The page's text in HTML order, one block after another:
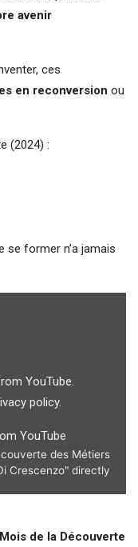
avenir
ces
en reconversion ou
(2024) :
se former n’a jamais
YouTube.
policy.
YouTube
des Métiers
Crescenzo" directly
Mois de la Découverte